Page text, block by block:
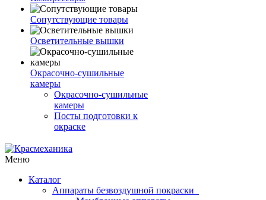
Сопутствующие товары
Осветительные вышки
Окрасочно-сушильные
камеры
Окрасочно-сушильные
камеры
Посты подготовки к
окраске
Меню
Каталог
Аппараты безвоздушной покраски